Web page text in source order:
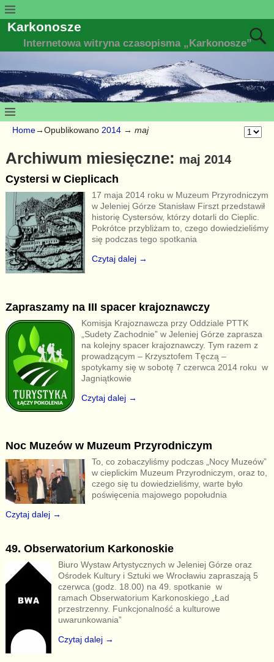
Karkonosze
Internetowa witryna czasopisma „Karkonosze”
Home→Opublikowano 2014 → maj
Archiwum miesięczne: maj 2014
Cystersi w Cieplicach
17 maja 2014 roku w Muzeum Przyrodniczym
w Jeleniej Górze Stanisław Firszt przedstawił
historię Cystersów, którzy dotarli do Cieplic.
Pokrótce przybliżam to, czego dowiedzieliśmy
się podczas tego spotkania
Czytaj dalej →
Zapraszamy na III spacer krajoznawczy
Komisja Krajoznawcza przy Oddziale PTTK
„Sudety Zachodnie” w Jeleniej Górze zaprasza
na kolejny spacer krajoznawczy. Tym razem z
prowadzącym – Krzysztofem Tęczą –
spotykamy się w sobotę 7 czerwca 2014 roku w
Jagniątkowie
Czytaj dalej →
Noc Muzeów w Muzeum Przyrodniczym
To, co zobaczyliśmy podczas „Nocy Muzeów”
w cieplickim Muzeum Przyrodniczym, oraz to,
czego się tu dowiedzieliśmy, warte było
poświęcenia majowego popołudnia
Czytaj dalej →
49. Obserwatorium Karkonoskie
Biuro Wystaw Artystycznych w Jeleniej Górze oraz
Ośrodek Kultury i Sztuki we Wrocławiu zapraszają 5
czerwca (godz. 18.00) na 49. spotkanie w
ramach Obserwatorium Karkonoskiego „Ład
przestrzenny. Funkcjonalność a kulturowe
uwarunkowania”
Czytaj dalej →